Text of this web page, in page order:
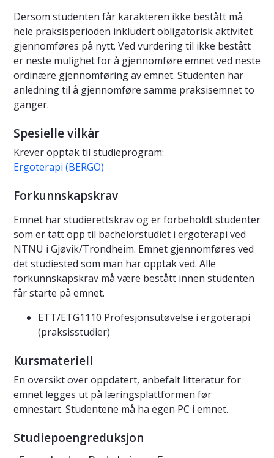
Dersom studenten får karakteren ikke bestått må
hele praksisperioden inkludert obligatorisk aktivitet
gjennomføres på nytt. Ved vurdering til ikke bestått
er neste mulighet for å gjennomføre emnet ved neste
ordinære gjennomføring av emnet. Studenten har
anledning til å gjennomføre samme praksisemnet to
ganger.
Spesielle vilkår
Krever opptak til studieprogram:
Ergoterapi (BERGO)
Forkunnskapskrav
Emnet har studierettskrav og er forbeholdt studenter
som er tatt opp til bachelorstudiet i ergoterapi ved
NTNU i Gjøvik/Trondheim. Emnet gjennomføres ved
det studiested som man har opptak ved. Alle
forkunnskapskrav må være bestått innen studenten
får starte på emnet.
ETT/ETG1110 Profesjonsutøvelse i ergoterapi
(praksisstudier)
Kursmateriell
En oversikt over oppdatert, anbefalt litteratur for
emnet legges ut på læringsplattformen før
emnestart. Studentene må ha egen PC i emnet.
Studiepoengreduksjon